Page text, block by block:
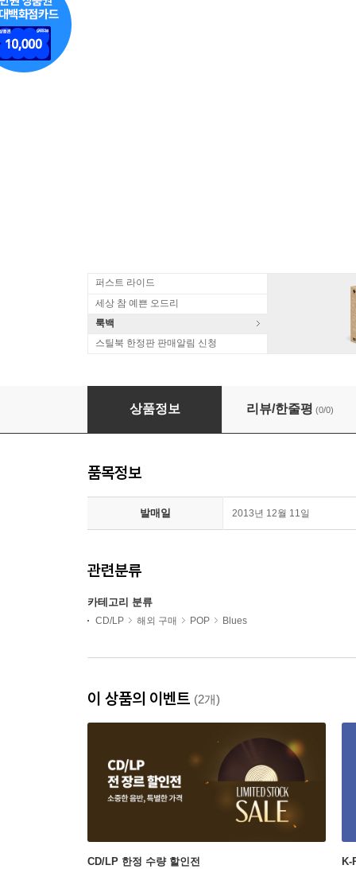
퍼스트 라이드
세상 참 예쁜 오드리
룩백
스틸북 한정판 판매알림 신청
Little Walter - Confessin' The Blues (Ltd.
상품정보 리뷰/한줄평 (0/0)
품목정보
발매일 2013년 12월 11일
관련분류
카테고리 분류
CD/LP 해외 구매 POP Blues
이 상품의 이벤트 (2개)
CD/LP 한정 수량 할인전 K-